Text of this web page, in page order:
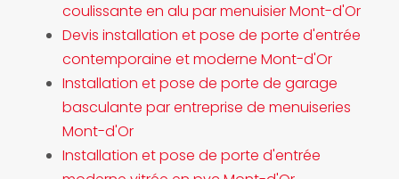
coulissante en alu par menuisier Mont-d'Or
Devis installation et pose de porte d'entrée
contemporaine et moderne Mont-d'Or
Installation et pose de porte de garage
basculante par entreprise de menuiseries
Mont-d'Or
Installation et pose de porte d'entrée